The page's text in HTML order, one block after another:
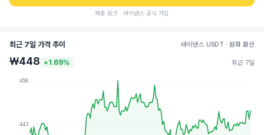
제휴 링크 · 바이낸스 공식 가입
최근 7일 가격 추이 바이낸스 USDT · 원화 환산
₩448 +1.69% 최근 7일
458
443